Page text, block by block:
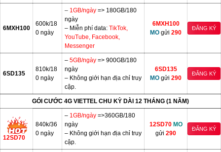
6MXH100
600k/18
0 ngày
– 1GB/ngày => 180GB/180
ngày
– Miễn phí data: TikTok,
YouTube, Facebook,
Messenger
6MXH100
MO gửi 290
ĐĂNG KÝ
6SD135
810k/18
0 ngày
– 5GB/ngày => 900GB/180
ngày
– Không giới hạn địa chỉ truy
cập.
6SD135
MO gửi 290
ĐĂNG KÝ
GÓI CƯỚC 4G VIETTEL CHU KỲ DÀI 12 THÁNG (1 NĂM)
12SD70
840k/36
0 ngày
– 1GB/ngày =>360GB/180
ngày
– Không giới hạn địa chỉ truy
cập.
12SD70 MO
gửi 290
ĐĂNG KÝ